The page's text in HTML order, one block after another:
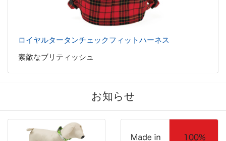
ロイヤルタータンチェックフィットハーネス
素敵なブリティッシュ
お知らせ